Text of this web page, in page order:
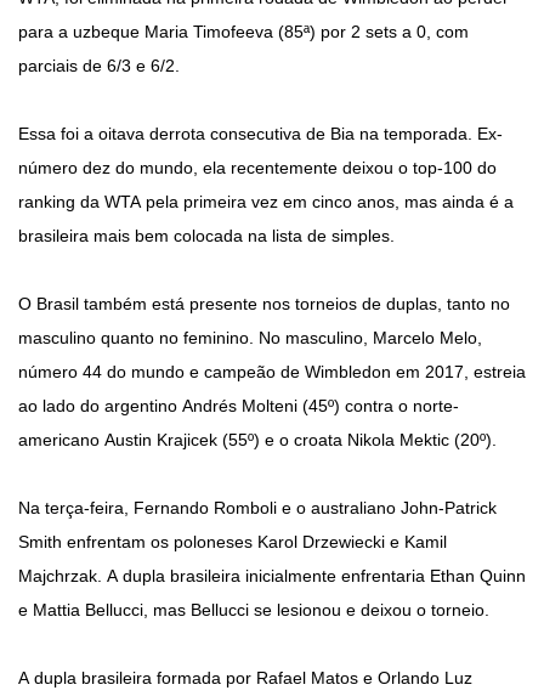
para a uzbeque Maria Timofeeva (85ª) por 2 sets a 0, com
parciais de 6/3 e 6/2.
Essa foi a oitava derrota consecutiva de Bia na temporada. Ex-
número dez do mundo, ela recentemente deixou o top-100 do
ranking da WTA pela primeira vez em cinco anos, mas ainda é a
brasileira mais bem colocada na lista de simples.
O Brasil também está presente nos torneios de duplas, tanto no
masculino quanto no feminino. No masculino, Marcelo Melo,
número 44 do mundo e campeão de Wimbledon em 2017, estreia
ao lado do argentino Andrés Molteni (45º) contra o norte-
americano Austin Krajicek (55º) e o croata Nikola Mektic (20º).
Na terça-feira, Fernando Romboli e o australiano John-Patrick
Smith enfrentam os poloneses Karol Drzewiecki e Kamil
Majchrzak. A dupla brasileira inicialmente enfrentaria Ethan Quinn
e Mattia Bellucci, mas Bellucci se lesionou e deixou o torneio.
A dupla brasileira formada por Rafael Matos e Orlando Luz